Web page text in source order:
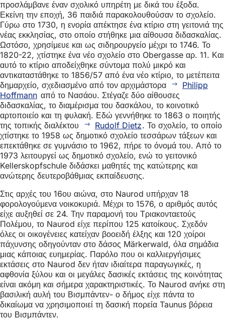
προσλάμβανε έναν σχολικό υπηρέτη με δικά του έξοδα.
Εκείνη την εποχή, 36 παιδιά παρακολουθούσαν το σχολείο.
Γύρω στο 1730, η ενορία απέκτησε ένα κτίριο στη γειτονιά της
νέας εκκλησίας, στο οποίο στήθηκε μια αίθουσα διδασκαλίας.
Ωστόσο, χρησίμευε και ως σιδηρουργείο μέχρι το 1746. Το
1820-22, χτίστηκε ένα νέο σχολείο στο Obergasse αρ. 11. Και
αυτό το κτίριο αποδείχθηκε σύντομα πολύ μικρό και
αντικαταστάθηκε το 1856/57 από ένα νέο κτίριο, το μετέπειτα
δημαρχείο, σχεδιασμένο από τον αρχιμάστορα
Philipp
Hoffmann από το Νασάου. Στέγαζε δύο αίθουσες
διδασκαλίας, το διαμέρισμα του δασκάλου, το κοινοτικό
αρτοποιείο και τη φυλακή. Εδώ γεννήθηκε το 1863 ο ποιητής
της τοπικής διαλέκτου
Rudolf Dietz. Το σχολείο, το οποίο
χτίστηκε το 1958 ως δημοτικό σχολείο τεσσάρων τάξεων και
επεκτάθηκε σε γυμνάσιο το 1962, πήρε το όνομά του. Από το
1973 λειτουργεί ως δημοτικό σχολείο, ενώ το γειτονικό
Kellerskopfschule διδάσκει μαθητές της κατώτερης και
ανώτερης δευτεροβάθμιας εκπαίδευσης.
Στις αρχές του 16ου αιώνα, στο Naurod υπήρχαν 18
φορολογούμενα νοικοκυριά. Μέχρι το 1576, ο αριθμός αυτός
είχε αυξηθεί σε 24. Την παραμονή του Τριακονταετούς
Πολέμου, το Naurod είχε περίπου 125 κατοίκους. Σχεδόν
όλες οι οικογένειες κατείχαν βοοειδή έλξης και 120 χοίροι
πάχυνσης οδηγούνταν στο δάσος Märkerwald, όλα σημάδια
μιας κάποιας ευημερίας. Παρόλο που οι καλλιεργήσιμες
εκτάσεις στο Naurod δεν ήταν ιδιαίτερα παραγωγικές, η
αφθονία ξύλου και οι μεγάλες δασικές εκτάσεις της κοινότητας
είναι ακόμη και σήμερα χαρακτηριστικές. Το Naurod ανήκε στη
βασιλική αυλή του Βισμπάντεν- ο δήμος είχε πάντα το
δικαίωμα να χρησιμοποιεί τη δασική πορεία Taunus βόρεια
του Βισμπάντεν.